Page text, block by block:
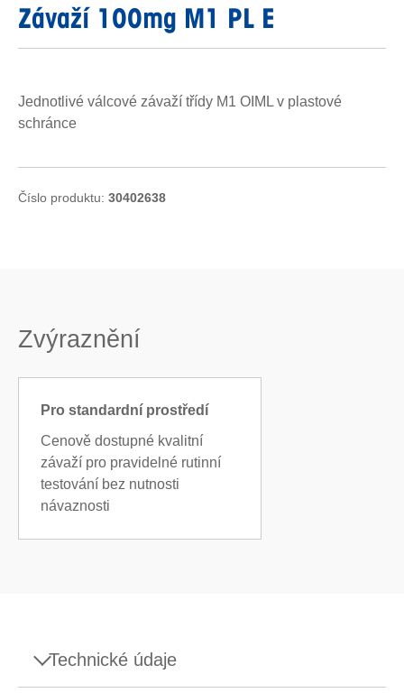
Závaží 100mg M1 PL E
Jednotlivé válcové závaží třídy M1 OIML v plastové
schránce
Číslo produktu: 30402638
Zvýraznění
Pro standardní prostředí
Cenově dostupné kvalitní
závaží pro pravidelné rutinní
testování bez nutnosti
návaznosti
Technické údaje